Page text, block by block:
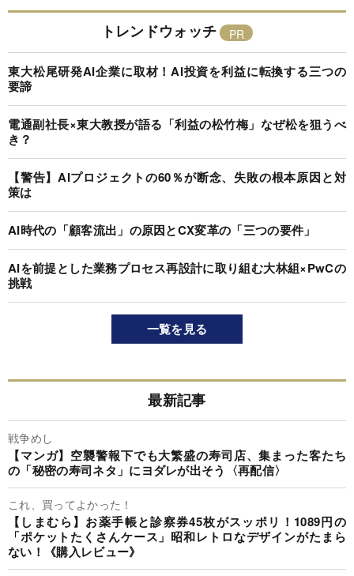
トレンドウォッチ
東大松尾研発AI企業に取材！AI投資を利益に転換する三つの
要諦
電通副社長×東大教授が語る「利益の松竹梅」なぜ松を狙うべ
き？
【警告】AIプロジェクトの60％が断念、失敗の根本原因と対
策は
AI時代の「顧客流出」の原因とCX変革の「三つの要件」
AIを前提とした業務プロセス再設計に取り組む大林組×PwCの
挑戦
一覧を見る
最新記事
戦争めし
【マンガ】空襲警報下でも大繁盛の寿司店、集まった客たち
の「秘密の寿司ネタ」にヨダレが出そう〈再配信〉
これ、買ってよかった！
【しまむら】お薬手帳と診察券45枚がスッポリ！1089円の
「ポケットたくさんケース」昭和レトロなデザインがたまら
ない！《購入レビュー》